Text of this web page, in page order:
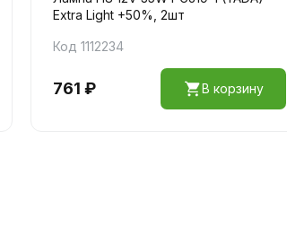
Extra Light +50%, 2шт
Код 1112234
761 ₽ В корзину